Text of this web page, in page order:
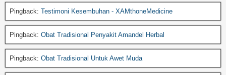
Pingback: Testimoni Kesembuhan - XAMthoneMedicine
Pingback: Obat Tradisional Penyakit Amandel Herbal
Pingback: Obat Tradisional Untuk Awet Muda